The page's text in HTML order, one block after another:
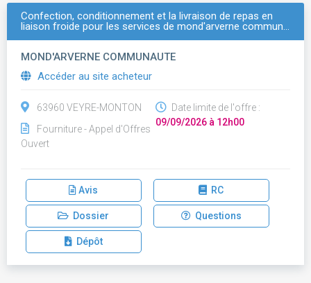
Confection, conditionnement et la livraison de repas en
liaison froide pour les services de mond'arverne commun…
MOND'ARVERNE COMMUNAUTE
Accéder au site acheteur
63960 VEYRE-MONTON
Fourniture - Appel d'Offres
Ouvert
Date limite de l'offre :
09/09/2026 à 12h00
Avis RC
Dossier Questions
Dépôt